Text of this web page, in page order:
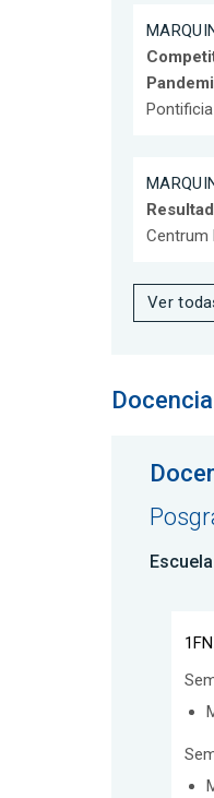
Pontificia
Centrum
Ver
Docencia